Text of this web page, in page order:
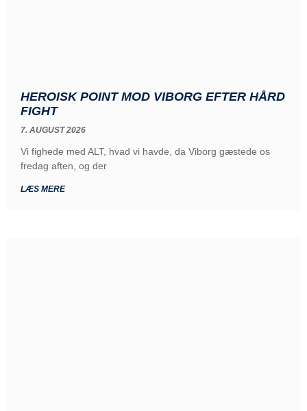
HEROISK POINT MOD VIBORG EFTER HÅRD
FIGHT
7. AUGUST 2026
Vi fighede med ALT, hvad vi havde, da Viborg gæstede os
fredag aften, og der
LÆS MERE